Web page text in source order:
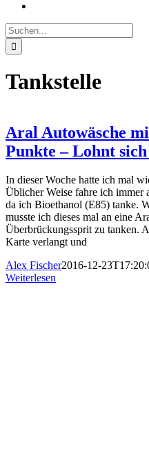
Suche
nach:
Tankstelle
Aral Autowäsche
Punkte – Lohnt sich
In dieser Woche hatte ich mal
Üblicher Weise fahre ich immer
da ich Bioethanol (E85) tanke.
musste ich dieses mal an eine
Überbrückungssprit zu tanken.
Karte verlangt und
Alex Fischer2016-12-
Weiterlesen